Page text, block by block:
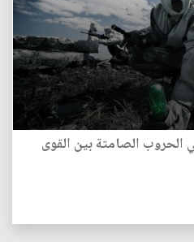
الحروب الصامتة بين القوى